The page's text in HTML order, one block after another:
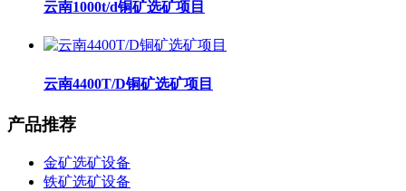
云南1000t/d铜矿选矿项目
云南4400T/D铜矿选矿项目
产品推荐
金矿选矿设备
铁矿选矿设备